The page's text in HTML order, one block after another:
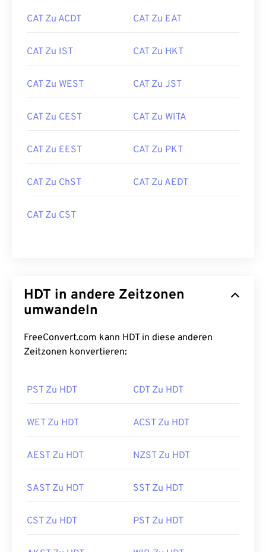
CAT Zu ACDT CAT Zu EAT
CAT Zu IST CAT Zu HKT
CAT Zu WEST CAT Zu JST
CAT Zu CEST CAT Zu WITA
CAT Zu EEST CAT Zu PKT
CAT Zu ChST CAT Zu AEDT
CAT Zu CST
HDT in andere Zeitzonen
umwandeln
FreeConvert.com kann HDT in diese anderen
Zeitzonen konvertieren:
PST Zu HDT CDT Zu HDT
WET Zu HDT ACST Zu HDT
AEST Zu HDT NZST Zu HDT
SAST Zu HDT SST Zu HDT
CST Zu HDT PST Zu HDT